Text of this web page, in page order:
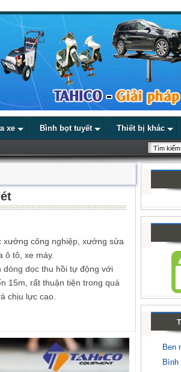
xe Bình bọt tuyết Thiết bị khác
xưởng công nghiệp, xưởng sửa
ô tô, xe máy.
dọc thu hồi tự động với
15m, rất thuận tiện trong quá
chịu lực cao.
Ben
Bình